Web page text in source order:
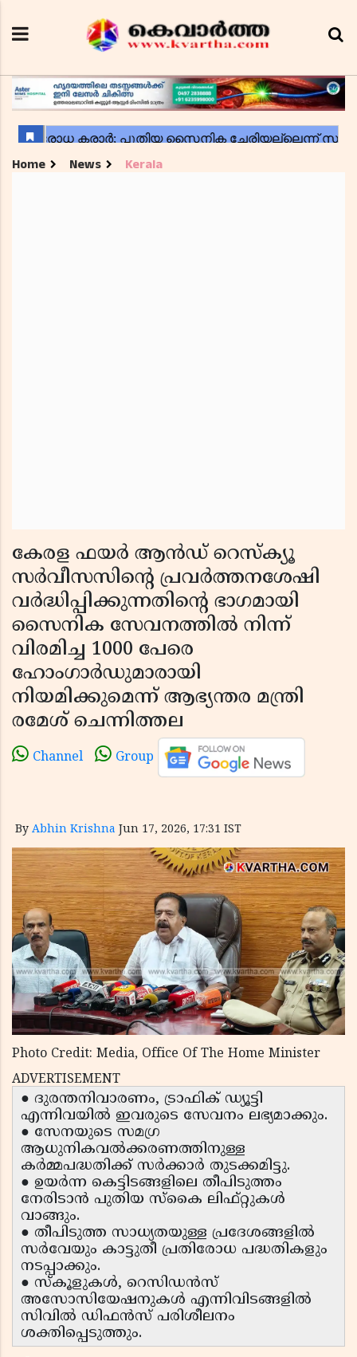
Home News Kerala
കേരള ഫയർ ആൻഡ് റെസ്ക്യൂ
സർവീസസിന്റെ പ്രവർത്തനശേഷി
വർദ്ധിപ്പിക്കുന്നതിന്റെ ഭാഗമായി
സൈനിക സേവനത്തിൽ നിന്ന്
വിരമിച്ച 1000 പേരെ
ഹോംഗാർഡുമാരായി
നിയമിക്കുമെന്ന് ആഭ്യന്തര മന്ത്രി
രമേശ് ചെന്നിത്തല
Channel Group
By Abhin Krishna Jun 17, 2026, 17:31 IST
Photo Credit: Media, Office Of The Home Minister
ADVERTISEMENT
● ദുരന്തനിവാരണം, ട്രാഫിക് ഡ്യൂട്ടി
എന്നിവയിൽ ഇവരുടെ സേവനം ലഭ്യമാക്കും.
● സേനയുടെ സമഗ്ര
ആധുനികവൽക്കരണത്തിനുള്ള
കർമ്മപദ്ധതിക്ക് സർക്കാർ തുടക്കമിട്ടു.
● ഉയർന്ന കെട്ടിടങ്ങളിലെ തീപിടുത്തം
നേരിടാൻ പുതിയ സ്കൈ ലിഫ്റ്റുകൾ
വാങ്ങും.
● തീപിടുത്ത സാധ്യതയുള്ള പ്രദേശങ്ങളിൽ
സർവേയും കാട്ടുതീ പ്രതിരോധ പദ്ധതികളും
നടപ്പാക്കും.
● സ്കൂളുകൾ, റെസിഡൻസ്
അസോസിയേഷനുകൾ എന്നിവിടങ്ങളിൽ
സിവിൽ ഡിഫൻസ് പരിശീലനം
ശക്തിപ്പെടുത്തും.